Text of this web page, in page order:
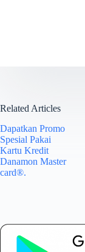
Related Articles
Dapatkan Promo
Spesial Pakai
Kartu Kredit
Danamon Master
card®.